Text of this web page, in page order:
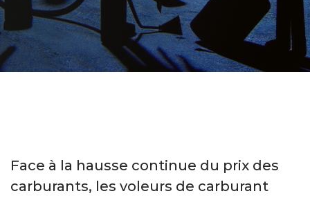
Face à la hausse continue du prix des
carburants, les voleurs de carburant